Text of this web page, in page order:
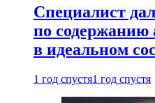
Специалист
по содержанию
в идеальном
1 год спустя1 год спустя